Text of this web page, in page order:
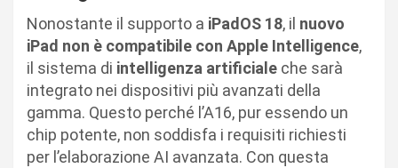
Nonostante il supporto a iPadOS 18, il nuovo
iPad non è compatibile con Apple Intelligence,
il sistema di intelligenza artificiale che sarà
integrato nei dispositivi più avanzati della
gamma. Questo perché l’A16, pur essendo un
chip potente, non soddisfa i requisiti richiesti
per l’elaborazione AI avanzata. Con questa